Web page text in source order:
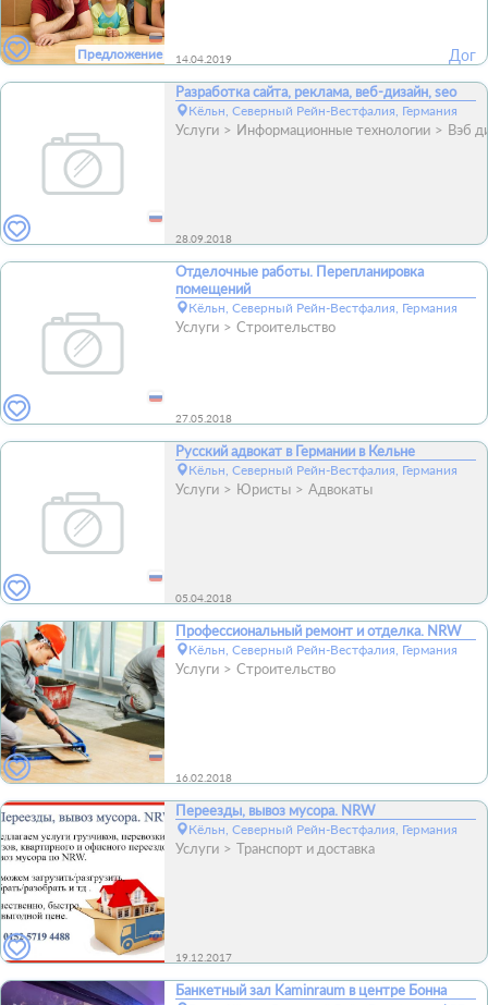
Предложение 14.04.2019 Дог
Разработка сайта, реклама, веб-дизайн, seo
Кёльн, Северный Рейн-Вестфалия, Германия
Услуги Информационные технологии Вэб
28.09.2018
Отделочные работы. Перепланировка
помещений
Кёльн, Северный Рейн-Вестфалия, Германия
Услуги Строительство
27.05.2018
Русский адвокат в Германии в Кельне
Кёльн, Северный Рейн-Вестфалия, Германия
Услуги Юристы Адвокаты
05.04.2018
Профессиональный ремонт и отделка. NRW
Кёльн, Северный Рейн-Вестфалия, Германия
Услуги Строительство
16.02.2018
Переезды, вывоз мусора. NRW
Кёльн, Северный Рейн-Вестфалия, Германия
Услуги Транспорт и доставка
19.12.2017
Банкетный зал Kaminraum в центре Бонна